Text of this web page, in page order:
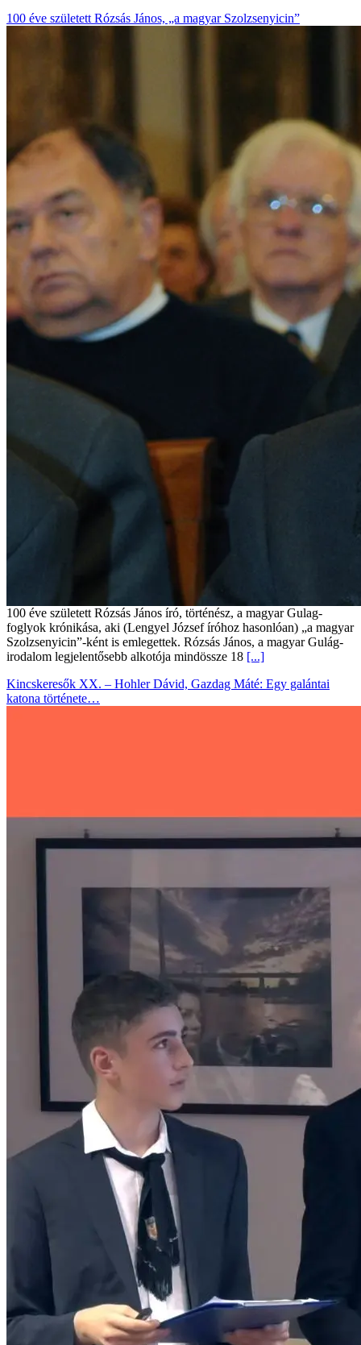
100 éve született Rózsás János, „a magyar Szolzsenyicin”
100 éve született Rózsás János író, történész, a magyar Gulag-
foglyok krónikása, aki (Lengyel József íróhoz hasonlóan) „a magyar
Szolzsenyicin”-ként is emlegettek. Rózsás János, a magyar Gulág-
irodalom legjelentősebb alkotója mindössze 18 [...]
Kincskeresők XX. – Hohler Dávid, Gazdag Máté: Egy galántai
katona története…